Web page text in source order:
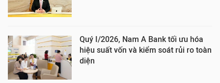
Quý I/2026, Nam A Bank tối ưu hóa
hiệu suất vốn và kiểm soát rủi ro toàn
diện